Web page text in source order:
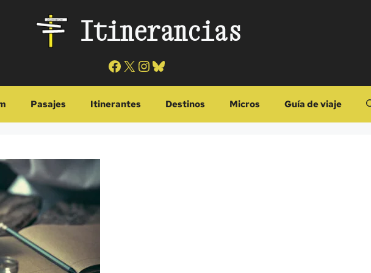
Itinerancias
Facebook
X Instagram
Bluesky
Pasajes Itinerantes Destinos Micros Guía de viaje